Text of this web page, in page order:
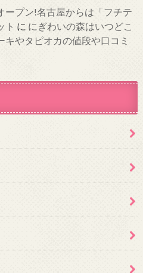
ープン!名古屋からは「フチテ
ト に にぎわいの森はいつどこ
やタピオカの値段や口コミ